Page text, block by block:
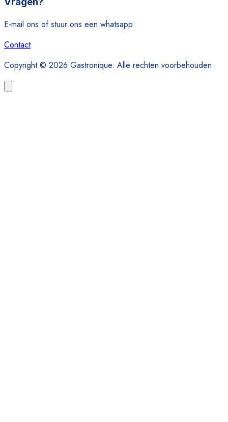
E-mail ons of stuur ons een whatsapp:
Contact
Copyright © 2026 Gastronique. Alle rechten voorbehouden